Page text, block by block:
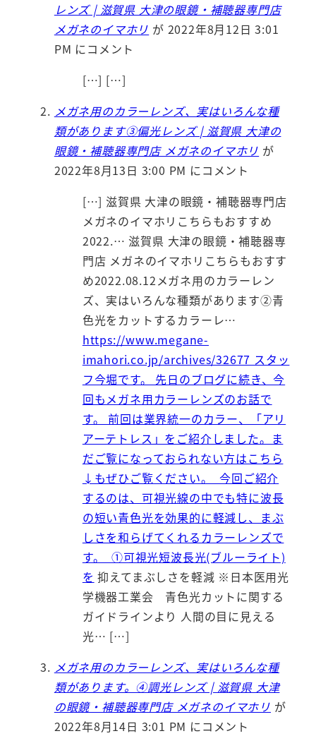
レンズ | 滋賀県 大津の眼鏡・補聴器専門店
メガネのイマホリ が 2022年8月12日 3:01
PM にコメント
[…] […]
メガネ用のカラーレンズ、実はいろんな種
類があります③偏光レンズ | 滋賀県 大津の
眼鏡・補聴器専門店 メガネのイマホリ が
2022年8月13日 3:00 PM にコメント
[…] 滋賀県 大津の眼鏡・補聴器専門店
メガネのイマホリこちらもおすすめ
2022.… 滋賀県 大津の眼鏡・補聴器専
門店 メガネのイマホリこちらもおすす
め2022.08.12メガネ用のカラーレン
ズ、実はいろんな種類があります②青
色光をカットするカラーレ…
https://www.megane-
imahori.co.jp/archives/32677 スタッ
フ今堀です。 先日のブログに続き、今
回もメガネ用カラーレンズのお話で
す。 前回は業界統一のカラー、「アリ
アーテトレス」をご紹介しました。ま
だご覧になっておられない方はこちら
↓もぜひご覧ください。 今回ご紹介
するのは、可視光線の中でも特に波長
の短い青色光を効果的に軽減し、まぶ
しさを和らげてくれるカラーレンズで
す。 ①可視光短波長光(ブルーライト)
を 抑えてまぶしさを軽減 ※日本医用光
学機器工業会 青色光カットに関する
ガイドラインより 人間の目に見える
光… […]
メガネ用のカラーレンズ、実はいろんな種
類があります。④調光レンズ | 滋賀県 大津
の眼鏡・補聴器専門店 メガネのイマホリ が
2022年8月14日 3:01 PM にコメント